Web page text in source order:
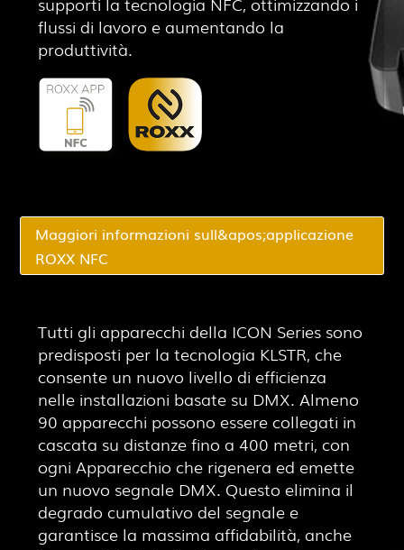
flussi di lavoro e aumentando la
produttività.
Maggiori informazioni sull&apos;applicazione
ROXX NFC
Tutti gli apparecchi della ICON Series sono
predisposti per la tecnologia KLSTR, che
consente un nuovo livello di efficienza
nelle installazioni basate su DMX. Almeno
90 apparecchi possono essere collegati in
cascata su distanze fino a 400 metri, con
ogni Apparecchio che rigenera ed emette
un nuovo segnale DMX. Questo elimina il
degrado cumulativo del segnale e
garantisce la massima affidabilità, anche